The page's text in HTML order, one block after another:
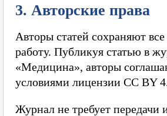
3. Авторские права
Авторы статей сохраняют
работу. Публикуя статью в
«Медицина», авторы
условиями лицензии CC BY
Журнал не требует передачи